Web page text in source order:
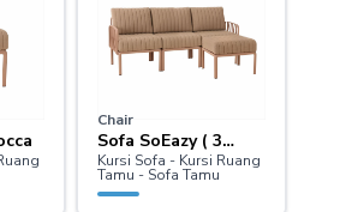
Chair
Sofa SoEazy ( 3
Seater L ) Mocca
Kursi Sofa - Kursi Ruang
Tamu - Sofa Tamu